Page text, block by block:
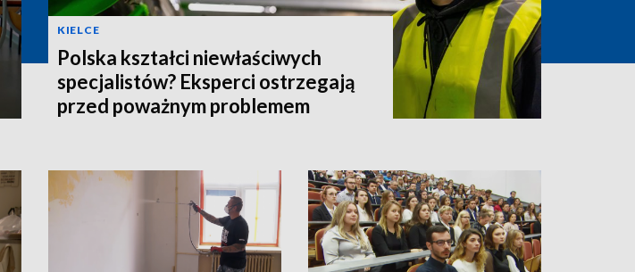
KIELCE
Polska kształci niewłaściwych
specjalistów? Eksperci ostrzegają
przed poważnym problemem